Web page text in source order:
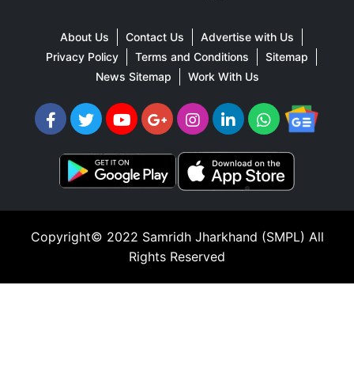
About Us Contact Us
Advertise with Us
Privacy Policy
Terms and Conditions
Sitemap
News Sitemap
Work With Us
Copyright© 2022 Samridh Jharkhand (SMPL) All
Rights Reserved